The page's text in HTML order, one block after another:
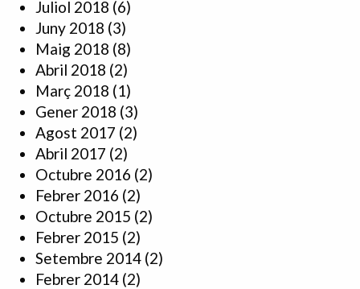
Juliol 2018 (6)
Juny 2018 (3)
Maig 2018 (8)
Abril 2018 (2)
Març 2018 (1)
Gener 2018 (3)
Agost 2017 (2)
Abril 2017 (2)
Octubre 2016 (2)
Febrer 2016 (2)
Octubre 2015 (2)
Febrer 2015 (2)
Setembre 2014 (2)
Febrer 2014 (2)